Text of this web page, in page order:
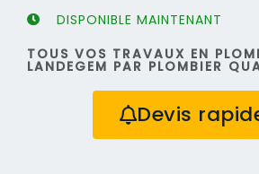
DISPONIBLE MAINTENANT
TOUS VOS TRAVAUX EN
LANDEGEM PAR PLOMBIER
Devis